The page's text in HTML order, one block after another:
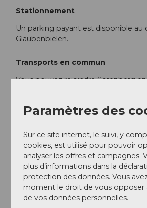
Stationnement
Un parking payant est disponible au
Glaubenbielen.
Transports en commun
Vous pouvez rejoindre Sörenberg
jusqu'à Sörenberg « Glaubenbielen,
de Glaubenbielen.
Planifiez votre voyage avec le
en ligne des CFF.
Informations supplémentaires /
Paramètres des
Sur ce site internet, le suivi, y
cookies, est utilisé pour pouvoir
analyser les offres et campagnes.
plus d’informations dans la
protection des données. Vous
moment le droit de vous opposer
de vos données personnelles.